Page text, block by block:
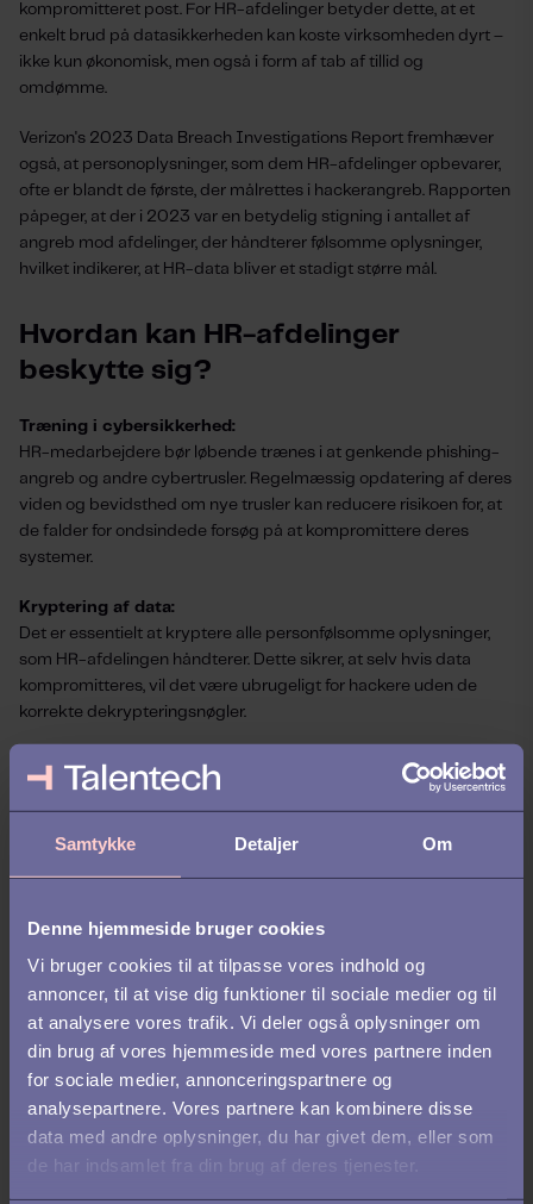
Samtykke Detaljer Om
Denne hjemmeside bruger cookies
Vi bruger cookies til at tilpasse vores indhold og
annoncer, til at vise dig funktioner til sociale medier og til
at analysere vores trafik. Vi deler også oplysninger om
din brug af vores hjemmeside med vores partnere inden
for sociale medier, annonceringspartnere og
analysepartnere. Vores partnere kan kombinere disse
data med andre oplysninger, du har givet dem, eller som
de har indsamlet fra din brug af deres tjenester.
kompromitteret post. For HR-afdelinger betyder dette, at et
enkelt brud på datasikkerheden kan koste virksomheden dyrt –
ikke kun økonomisk, men også i form af tab af tillid og
omdømme.
Verizon's 2023 Data Breach Investigations Report fremhæver
også, at personoplysninger, som dem HR-afdelinger opbevarer,
ofte er blandt de første, der målrettes i hackerangreb. Rapporten
påpeger, at der i 2023 var en betydelig stigning i antallet af
angreb mod afdelinger, der håndterer følsomme oplysninger,
hvilket indikerer, at HR-data bliver et stadigt større mål.
Hvordan kan HR-afdelinger
beskytte sig?
Træning i cybersikkerhed:
HR-medarbejdere bør løbende trænes i at genkende phishing-
angreb og andre cybertrusler. Regelmæssig opdatering af deres
viden og bevidsthed om nye trusler kan reducere risikoen for, at
de falder for ondsindede forsøg på at kompromittere deres
systemer.
Kryptering af data:
Det er essentielt at kryptere alle personfølsomme oplysninger,
som HR-afdelingen håndterer. Dette sikrer, at selv hvis data
kompromitteres, vil det være ubrugeligt for hackere uden de
korrekte dekrypteringsnøgler.
Stærke adgangskontroller:
Begræns adgangen til følsomme HR-systemer ved hjælp af
brugerroller, MitID-verifikation og andre avancerede
sikkerhedstiltag. Dette gør det sværere for uautoriserede
Implementering af et sikkert HR-system:
Et sikkert HR-system beskytter disse personfølsomme data
gennem adgangskontrol, logning, kryptering og phishing-
beskyttelse, hvilket mindsker risikoen for uautoriseret adgang og
cyberangreb. Det sikrer samtidig, at virksomheden overholder
databeskyttelsesregler, som GDPR, og opretholder
medarbejdernes tillid.
Konklusion